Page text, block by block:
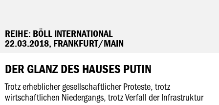
REIHE: BÖLL INTERNATIONAL
22.03.2018, FRANKFURT/MAIN
DER GLANZ DES HAUSES PUTIN
Trotz erheblicher gesellschaftlicher Proteste, trotz
wirtschaftlichen Niedergangs, trotz Verfall der Infrastruktur